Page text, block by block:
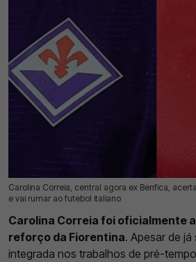
Carolina Correia, central agora ex Benfica,
e vai rumar ao futebol italiano
18 Jul 2026 | 17:12 |
Carolina Correia foi oficialmente
reforço da Fiorentina. Apesar de
integrada nos trabalhos de pré-